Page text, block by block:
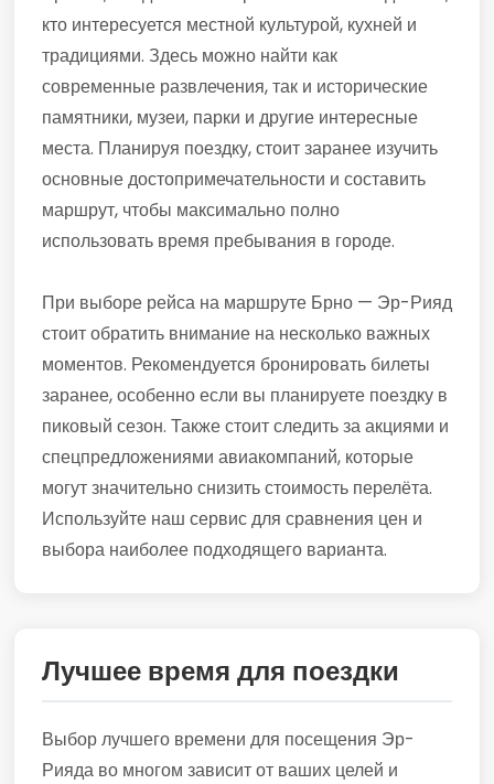
кто интересуется местной культурой, кухней и
традициями. Здесь можно найти как
современные развлечения, так и исторические
памятники, музеи, парки и другие интересные
места. Планируя поездку, стоит заранее изучить
основные достопримечательности и составить
маршрут, чтобы максимально полно
использовать время пребывания в городе.
При выборе рейса на маршруте Брно — Эр-Рияд
стоит обратить внимание на несколько важных
моментов. Рекомендуется бронировать билеты
заранее, особенно если вы планируете поездку в
пиковый сезон. Также стоит следить за акциями и
спецпредложениями авиакомпаний, которые
могут значительно снизить стоимость перелёта.
Используйте наш сервис для сравнения цен и
выбора наиболее подходящего варианта.
Лучшее время для поездки
Выбор лучшего времени для посещения Эр-
Рияда во многом зависит от ваших целей и